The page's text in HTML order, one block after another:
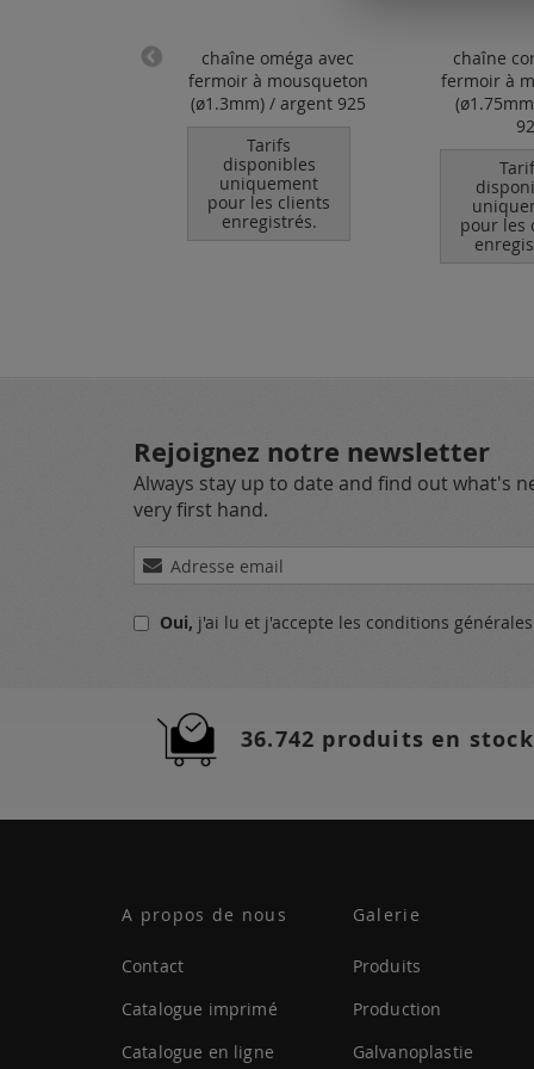
chaîne oméga avec
fermoir à mousqueton
(ø1.3mm) / argent 925
Tarifs
disponibles
uniquement
pour les clients
enregistrés.
chaîne
fermoir à
pour les
Rejoignez notre newsletter
Always stay up to date and find out what's
very first hand.
Inscription
à
lettreOui, j'ai lu et j'accepte les conditions générales
36.742 produits en stock
A propos de nous
Contact
Catalogue imprimé
Catalogue en ligne
Galerie
Produits
Production
Galvanoplastie